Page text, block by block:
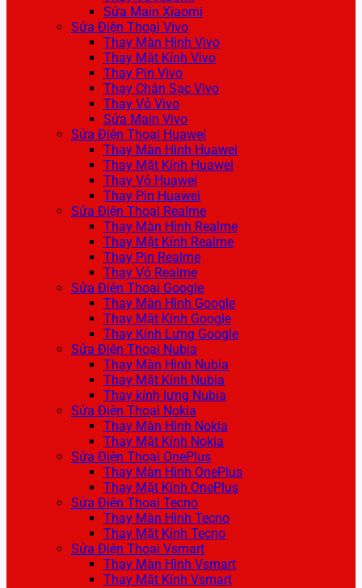
Sửa Main Xiaomi
Sửa Điện Thoại Vivo
Thay Màn Hình Vivo
Thay Mặt Kính Vivo
Thay Pin Vivo
Thay Chân Sạc Vivo
Thay Vỏ Vivo
Sửa Main Vivo
Sửa Điện Thoại Huawei
Thay Màn Hình Huawei
Thay Mặt Kính Huawei
Thay Vỏ Huawei
Thay Pin Huawei
Sửa Điện Thoại Realme
Thay Màn Hình Realme
Thay Mặt Kính Realme
Thay Pin Realme
Thay Vỏ Realme
Sửa Điện Thoại Google
Thay Màn Hình Google
Thay Mặt Kính Google
Thay Kính Lưng Google
Sửa Điện Thoại Nubia
Thay Màn Hình Nubia
Thay Mặt Kính Nubia
Thay kính lưng Nubia
Sửa Điện Thoại Nokia
Thay Màn Hình Nokia
Thay Mặt Kính Nokia
Sửa Điện Thoại OnePlus
Thay Màn Hình OnePlus
Thay Mặt Kính OnePlus
Sửa Điện Thoại Tecno
Thay Màn Hình Tecno
Thay Mặt Kính Tecno
Sửa Điện Thoại Vsmart
Thay Màn Hình Vsmart
Thay Mặt Kính Vsmart